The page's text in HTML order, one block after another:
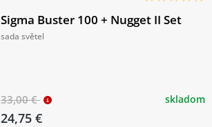
Sigma Buster 100 + Nugget II Set
sada světel
33,00 €
24,75 €
skladom